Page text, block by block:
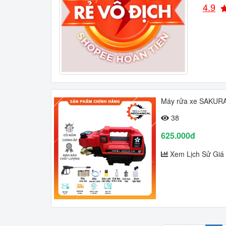
4.9
Máy rửa xe
38
625.000đ
Xem Lịch Sử Giá